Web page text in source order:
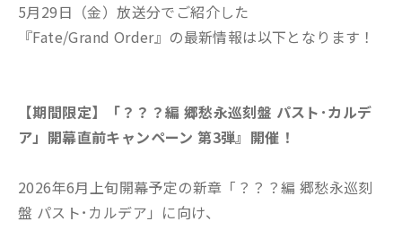
5月29日（金）放送分でご紹介した
『Fate/Grand Order』の最新情報は以下となります！
【期間限定】「？？？編 郷愁永巡刻盤 パスト･カルデ
ア」開幕直前キャンペーン 第3弾』開催！
2026年6月上旬開幕予定の新章「？？？編 郷愁永巡刻
盤 パスト･カルデア」に向け、